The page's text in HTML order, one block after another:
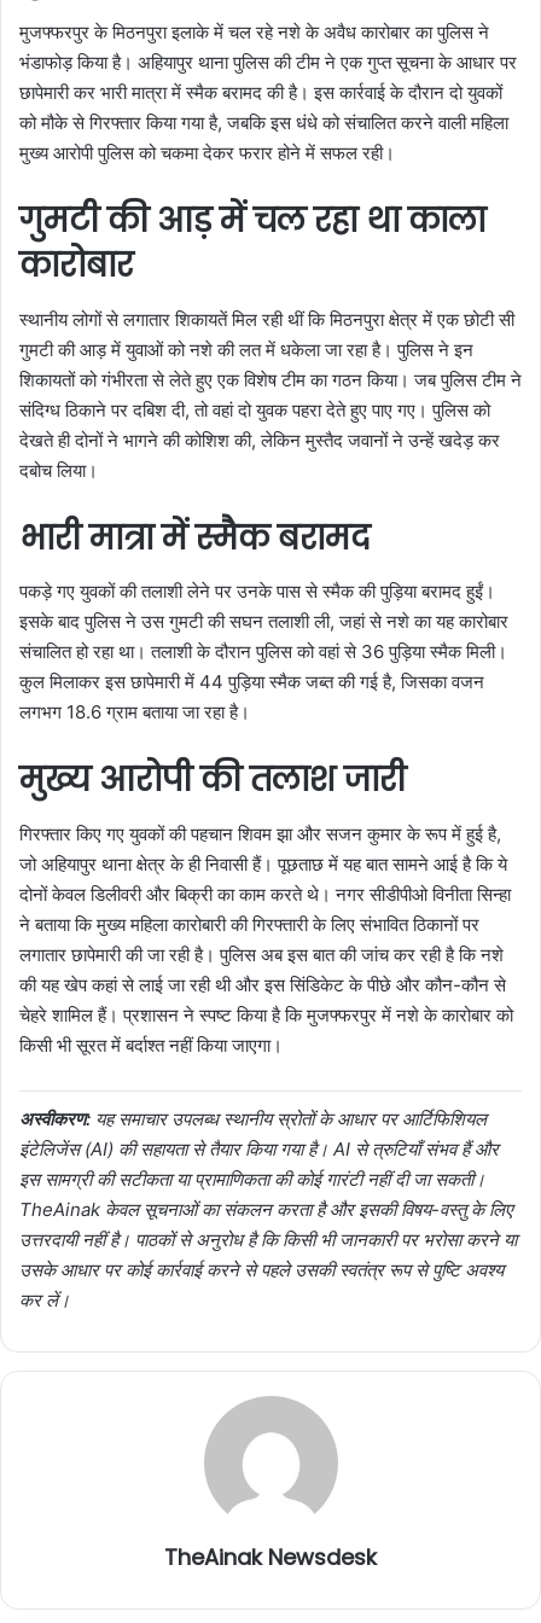
मुजफ्फरपुर के मिठनपुरा इलाके में चल रहे नशे के अवैध कारोबार का पुलिस ने
भंडाफोड़ किया है। अहियापुर थाना पुलिस की टीम ने एक गुप्त सूचना के आधार पर
छापेमारी कर भारी मात्रा में स्मैक बरामद की है। इस कार्रवाई के दौरान दो युवकों
को मौके से गिरफ्तार किया गया है, जबकि इस धंधे को संचालित करने वाली महिला
मुख्य आरोपी पुलिस को चकमा देकर फरार होने में सफल रही।
गुमटी की आड़ में चल रहा था काला
कारोबार
स्थानीय लोगों से लगातार शिकायतें मिल रही थीं कि मिठनपुरा क्षेत्र में एक छोटी सी
गुमटी की आड़ में युवाओं को नशे की लत में धकेला जा रहा है। पुलिस ने इन
शिकायतों को गंभीरता से लेते हुए एक विशेष टीम का गठन किया। जब पुलिस टीम ने
संदिग्ध ठिकाने पर दबिश दी, तो वहां दो युवक पहरा देते हुए पाए गए। पुलिस को
देखते ही दोनों ने भागने की कोशिश की, लेकिन मुस्तैद जवानों ने उन्हें खदेड़ कर
दबोच लिया।
भारी मात्रा में स्मैक बरामद
पकड़े गए युवकों की तलाशी लेने पर उनके पास से स्मैक की पुड़िया बरामद हुईं।
इसके बाद पुलिस ने उस गुमटी की सघन तलाशी ली, जहां से नशे का यह कारोबार
संचालित हो रहा था। तलाशी के दौरान पुलिस को वहां से 36 पुड़िया स्मैक मिली।
कुल मिलाकर इस छापेमारी में 44 पुड़िया स्मैक जब्त की गई है, जिसका वजन
लगभग 18.6 ग्राम बताया जा रहा है।
मुख्य आरोपी की तलाश जारी
गिरफ्तार किए गए युवकों की पहचान शिवम झा और सजन कुमार के रूप में हुई है,
जो अहियापुर थाना क्षेत्र के ही निवासी हैं। पूछताछ में यह बात सामने आई है कि ये
दोनों केवल डिलीवरी और बिक्री का काम करते थे। नगर सीडीपीओ विनीता सिन्हा
ने बताया कि मुख्य महिला कारोबारी की गिरफ्तारी के लिए संभावित ठिकानों पर
लगातार छापेमारी की जा रही है। पुलिस अब इस बात की जांच कर रही है कि नशे
की यह खेप कहां से लाई जा रही थी और इस सिंडिकेट के पीछे और कौन-कौन से
चेहरे शामिल हैं। प्रशासन ने स्पष्ट किया है कि मुजफ्फरपुर में नशे के कारोबार को
किसी भी सूरत में बर्दाश्त नहीं किया जाएगा।
अस्वीकरण: यह समाचार उपलब्ध स्थानीय स्रोतों के आधार पर आर्टिफिशियल
इंटेलिजेंस (AI) की सहायता से तैयार किया गया है। AI से त्रुटियाँ संभव हैं और
इस सामग्री की सटीकता या प्रामाणिकता की कोई गारंटी नहीं दी जा सकती।
TheAinak केवल सूचनाओं का संकलन करता है और इसकी विषय-वस्तु के लिए
उत्तरदायी नहीं है। पाठकों से अनुरोध है कि किसी भी जानकारी पर भरोसा करने या
उसके आधार पर कोई कार्रवाई करने से पहले उसकी स्वतंत्र रूप से पुष्टि अवश्य
कर लें।
TheAinak Newsdesk